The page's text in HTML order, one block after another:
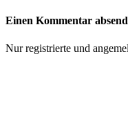
Einen Kommentar
Nur registrierte und